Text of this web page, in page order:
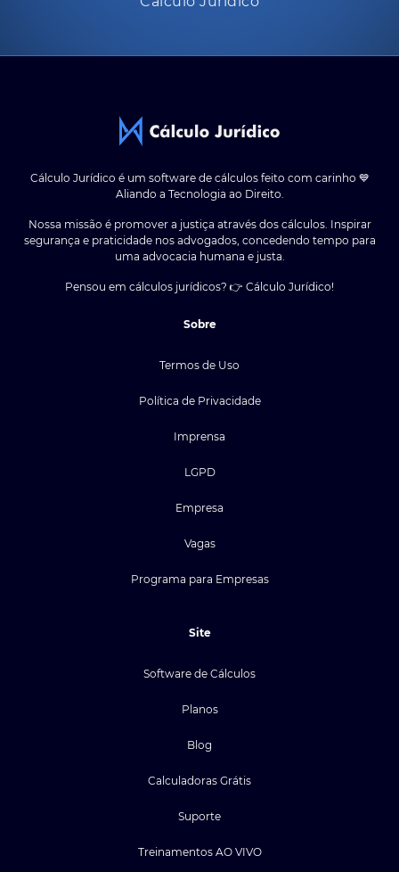
Cálculo Jurídico é um software de cálculos feito com carinho 💙
Aliando a Tecnologia ao Direito.
Nossa missão é promover a justiça através dos cálculos. Inspirar
segurança e praticidade nos advogados, concedendo tempo para
uma advocacia humana e justa.
Pensou em cálculos jurídicos? 👉 Cálculo Jurídico!
Sobre
Termos de Uso
Política de Privacidade
Imprensa
LGPD
Empresa
Vagas
Programa para Empresas
Site
Software de Cálculos
Planos
Blog
Calculadoras Grátis
Suporte
Treinamentos AO VIVO